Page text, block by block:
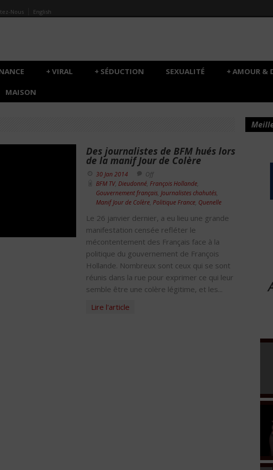
Nous English
VIRAL
+ SÉDUCTION
+ SEXUALITÉ AMOUR &
+
MAISON
Des journalistes de BFM hués lors
de la manif Jour de Colère
30 Jan 2014
Off
BFM TV, Dieudonné, François Hollande,
Gouvernement français, Journalistes chahutés,
Manif Jour de Colère, Politique France, Quenelle
Le 26 janvier dernier, a eu lieu une grande
manifestation censée refléter le
mécontentement des Français face à la
politique du gouvernement de François
Hollande. Nombreux sont ceux qui se sont
réunis dans la rue pour exprimer ce qui leur
semble être une colère légitime, et les...
Lire l'article